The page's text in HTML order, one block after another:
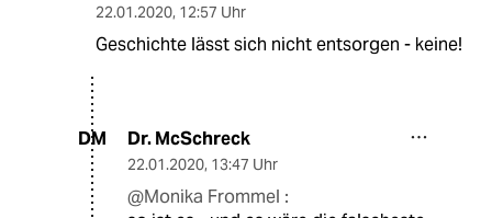
22.01.2020, 12:57 Uhr
Geschichte lässt sich nicht entsorgen - keine!
DM Dr. McSchreck
22.01.2020, 13:47 Uhr
@Monika Frommel :